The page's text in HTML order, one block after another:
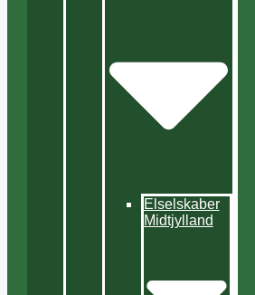
Elselskaber
Midtjylland